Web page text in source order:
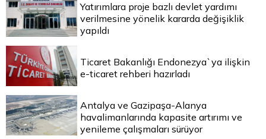
Yatırımlara proje bazlı devlet yardımı
verilmesine yönelik kararda değişiklik
yapıldı
Ticaret Bakanlığı Endonezya`ya ilişkin
e-ticaret rehberi hazırladı
Antalya ve Gazipaşa-Alanya
havalimanlarında kapasite artırımı ve
yenileme çalışmaları sürüyor